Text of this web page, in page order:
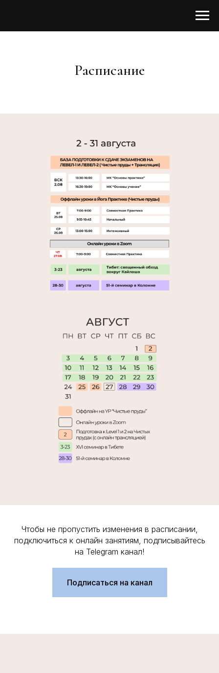
Расписание
Чтобы не пропустить изменения в расписании,
подключиться к онлайн занятиям, подписывайтесь
на Telegram канал!
Подписаться на канал